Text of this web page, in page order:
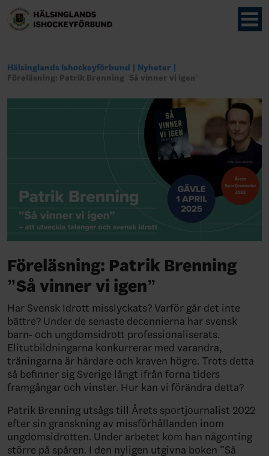
Hälsinglands Ishockeyförbund
Nyheter
Föreläsning: Patrik Brenning ”Så vinner vi igen”
Föreläsning: Patrik Brenning
”Så vinner vi igen”
Har Svensk Idrott misslyckats? Varför går det inte
bättre? Under de senaste decennierna har svensk
barn- och ungdomsidrott professionaliserats.
Elitutbildningarna konkurrerar med varandra,
träningarna är hårdare och kraven högre. Trots detta
så befinner sig Sverige långt ifrån forna tiders
framgångar och vinster. Hur kan vi förändra detta?
Patrik Brenning utsågs till Årets sportjournalist 2022
efter sin granskning av missförhållanden inom
ungdomsidrotten. Under arbetet kom han någonting
större på spåren. I den nyligen utgivna boken ”Så